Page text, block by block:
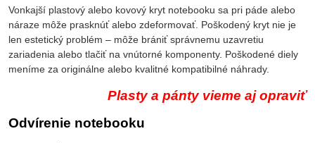
Vonkajší plastový alebo kovový kryt notebooku sa pri páde alebo
náraze môže prasknúť alebo zdeformovať. Poškodený kryt nie je
len estetický problém – môže brániť správnemu uzavretiu
zariadenia alebo tlačiť na vnútorné komponenty. Poškodené diely
meníme za originálne alebo kvalitné kompatibilné náhrady.
Plasty a pánty vieme aj opraviť
Odvírenie notebooku